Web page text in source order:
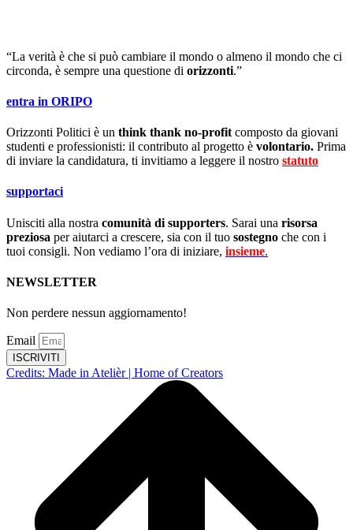
“La verità è che si può cambiare il mondo o almeno il mondo che ci
circonda, è sempre una questione di orizzonti.”
entra in ORIPO
Orizzonti Politici è un think thank no-profit composto da giovani
studenti e professionisti: il contributo al progetto è volontario. Prima
di inviare la candidatura, ti invitiamo a leggere il nostro statuto
supportaci
Unisciti alla nostra comunità di supporters. Sarai una risorsa
preziosa per aiutarci a crescere, sia con il tuo sostegno che con i
tuoi consigli. Non vediamo l’ora di iniziare, insieme.
NEWSLETTER
Non perdere nessun aggiornamento!
Email
ISCRIVITI
Credits: Made in Atelièr | Home of Creators